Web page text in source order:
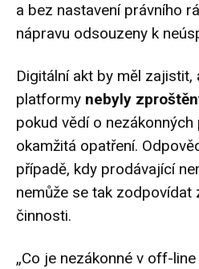
a bez nastavení právního
nápravu odsouzeny k
Digitální akt by měl
platformy nebyly
pokud vědí o
okamžitá opatření.
případě, kdy prodávající
nemůže se tak zodpovídat
činnosti.
„Co je nezákonné v off-